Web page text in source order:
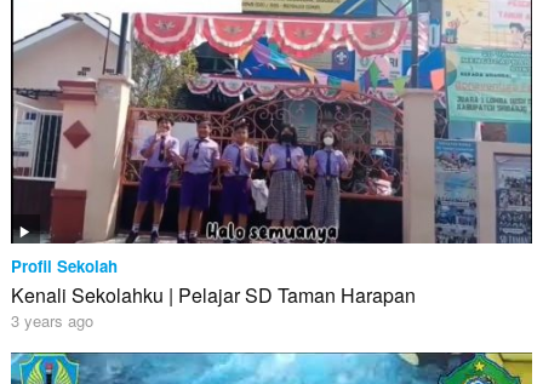
Profil Sekolah
Kenali Sekolahku | Pelajar SD Taman Harapan
3 years ago